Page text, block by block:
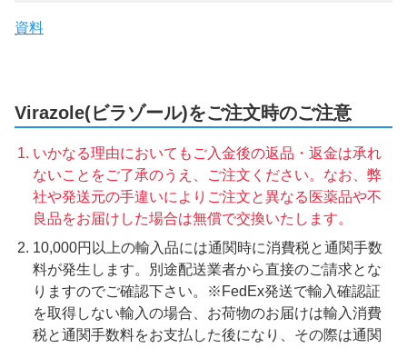
資料
Virazole(ビラゾール)をご注文時のご注意
いかなる理由においてもご入金後の返品・返金は承れ
ないことをご了承のうえ、ご注文ください。なお、弊
社や発送元の手違いによりご注文と異なる医薬品や不
良品をお届けした場合は無償で交換いたします。
10,000円以上の輸入品には通関時に消費税と通関手数
料が発生します。別途配送業者から直接のご請求とな
りますのでご確認下さい。※FedEx発送で輸入確認証
を取得しない輸入の場合、お荷物のお届けは輸入消費
税と通関手数料をお支払した後になり、その際は通関